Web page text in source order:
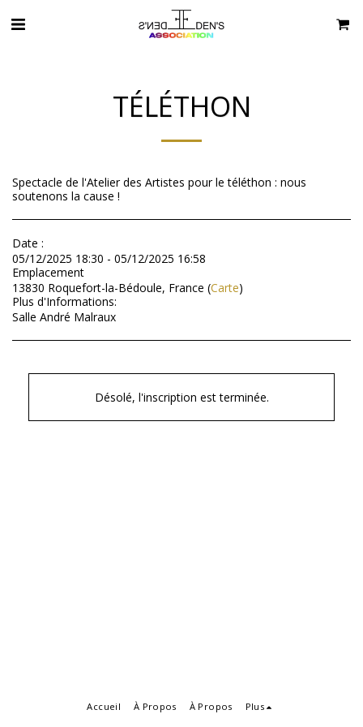
TÉLÉTHON
Spectacle de l'Atelier des Artistes pour le téléthon : nous
soutenons la cause !
Date :
05/12/2025 18:30 - 05/12/2025 16:58
Emplacement
13830 Roquefort-la-Bédoule, France (Carte)
Plus d'Informations:
Salle André Malraux
Désolé, l'inscription est terminée.
Accueil À Propos À Propos Plus